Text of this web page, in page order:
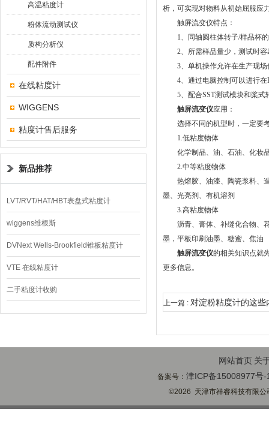
高温粘度计
粉体流动测试仪
质构分析仪
配件附件
在线粘度计
WIGGENS
粘度计售后服务
新品推荐
LVT/RVT/HAT/HBT表盘式粘度计
wiggens维根斯
DVNext Wells-Brookfield锥板粘度计
VTE 在线粘度计
二手粘度计收购
析，可实现对物料从初始屈服应
触屏流变仪特点：
1、同轴圆柱体转子/样品杯的
2、所需样品量少，测试时容
3、单机操作允许在生产现场
4、通过电脑控制可以进行在
5、配合SST测试模块和桨式
触屏流变仪应用：
选择不同的机型时，一定要考
1.低粘度物体
化学制品、油、石油、化妆品
2.中等粘度物体
热熔胶、油漆、陶瓷浆料、造
墨、光亮剂、有机溶剂
3.高粘度物体
沥青、膏体、补缝化合物、花
墨，平板印刷油墨、糖蜜、焦油
触屏流变仪的相关知识点就
更多信息。
上一篇 : 对淀粉粘度计的这
网站首页 关
备案号：津ICP备15008977号-
©2026 天津市祥睿科技有限公